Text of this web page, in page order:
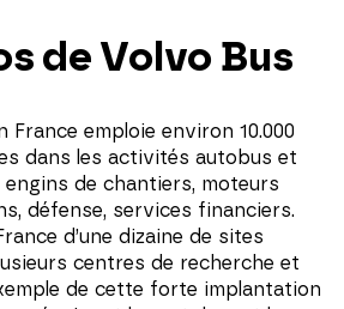
de Volvo Bus
France emploie environ 10.000
dans les activités autobus et
engins de chantiers, moteurs
défense, services financiers.
d’une dizaine de sites
centres de recherche et
de cette forte implantation